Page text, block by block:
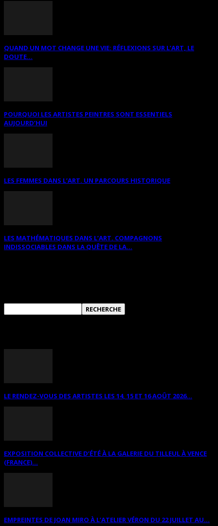
QUAND UN MOT CHANGE UNE VIE: RÉFLEXIONS SUR L’ART, LE
DOUTE...
POURQUOI LES ARTISTES PEINTRES SONT ESSENTIELS
AUJOURD’HUI
LES FEMMES DANS L’ART. UN PARCOURS HISTORIQUE
LES MATHÉMATIQUES DANS L’ART. COMPAGNONS
INDISSOCIABLES DANS LA QUÊTE DE LA...
LE RENDEZ-VOUS DES ARTISTES LES 14, 15 ET 16 AOÛT 2026...
EXPOSITION COLLECTIVE D’ÉTÉ À LA GALERIE DU TILLEUL À VENCE
(FRANCE)...
EMPREINTES DE JOAN MIRO À L’ATELIER VÉRON DU 22 JUILLET AU...